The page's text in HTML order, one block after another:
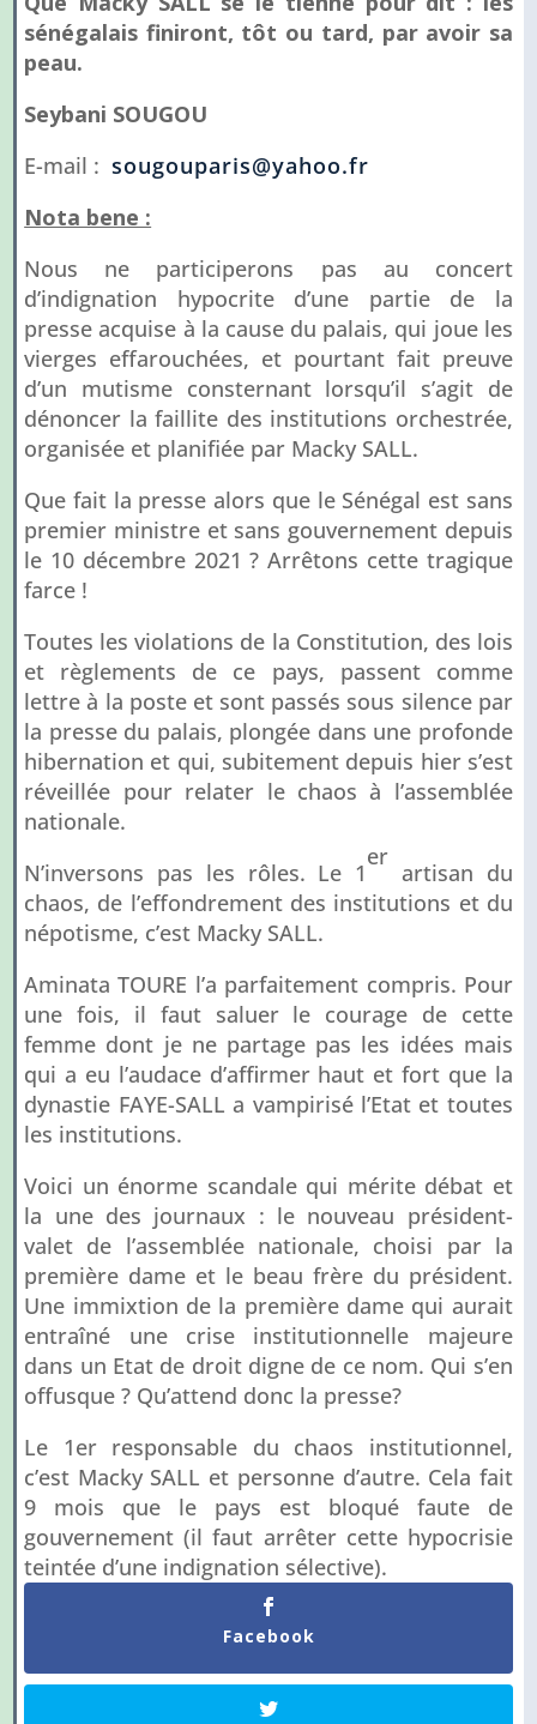
sénégalais finiront, tôt ou tard, par avoir sa
peau.
Seybani SOUGOU
E-mail : sougouparis@yahoo.fr
Nota bene :
Nous ne participerons pas au concert
d’indignation hypocrite d’une partie de la
presse acquise à la cause du palais, qui joue les
vierges effarouchées, et pourtant fait preuve
d’un mutisme consternant lorsqu’il s’agit de
dénoncer la faillite des institutions orchestrée,
organisée et planifiée par Macky SALL.
Que fait la presse alors que le Sénégal est sans
premier ministre et sans gouvernement depuis
le 10 décembre 2021 ? Arrêtons cette tragique
farce !
Toutes les violations de la Constitution, des lois
et règlements de ce pays, passent comme
lettre à la poste et sont passés sous silence par
la presse du palais, plongée dans une profonde
hibernation et qui, subitement depuis hier s’est
réveillée pour relater le chaos à l’assemblée
nationale.
N’inversons pas les rôles. Le 1
er
artisan du
chaos, de l’effondrement des institutions et du
népotisme, c’est Macky SALL.
Aminata TOURE l’a parfaitement compris. Pour
une fois, il faut saluer le courage de cette
femme dont je ne partage pas les idées mais
qui a eu l’audace d’affirmer haut et fort que la
dynastie FAYE-SALL a vampirisé l’Etat et toutes
les institutions.
Voici un énorme scandale qui mérite débat et
la une des journaux : le nouveau président-
valet de l’assemblée nationale, choisi par la
première dame et le beau frère du président.
Une immixtion de la première dame qui aurait
entraîné une crise institutionnelle majeure
dans un Etat de droit digne de ce nom. Qui s’en
offusque ? Qu’attend donc la presse?
Le 1er responsable du chaos institutionnel,
c’est Macky SALL et personne d’autre. Cela fait
9 mois que le pays est bloqué faute de
gouvernement (il faut arrêter cette hypocrisie
teintée d’une indignation sélective).
Facebook